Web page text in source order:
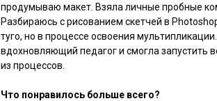
продумываю макет. Взяла личные пробные
Разбираюсь с рисованием скетчей в
туго, но в процессе освоения
вдохновляющий педагог и смогла запустить
из процессов.
Что понравилось больше всего?